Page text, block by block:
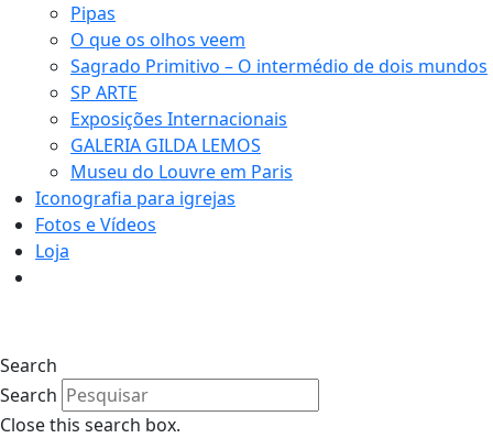
Pipas
O que os olhos veem
Sagrado Primitivo – O intermédio de dois mundos
SP ARTE
Exposições Internacionais
GALERIA GILDA LEMOS
Museu do Louvre em Paris
Iconografia para igrejas
Fotos e Vídeos
Loja
Search
Search
Close this search box.